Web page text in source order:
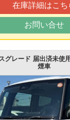
在庫詳細はこち
お問い合せ
グレード 届出済未
煙車